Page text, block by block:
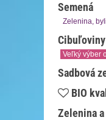
Semená
Zelenina,
Veľký výber
Sadbová
BIO
Zelenina